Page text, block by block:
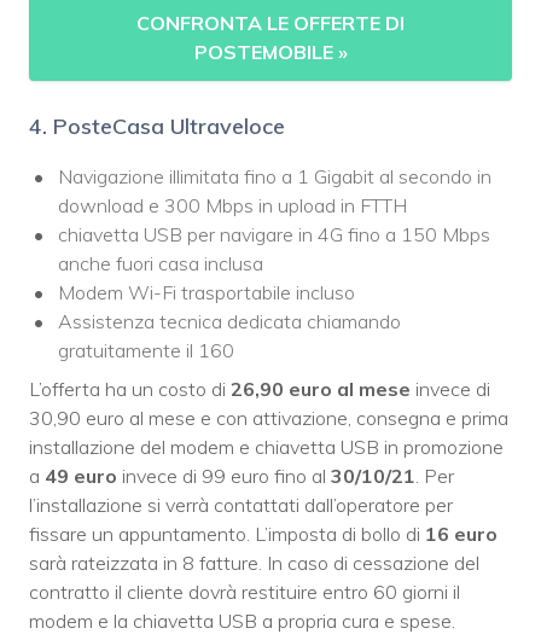
CONFRONTA LE OFFERTE DI
POSTEMOBILE »
4. PosteCasa Ultraveloce
Navigazione illimitata fino a 1 Gigabit al secondo in
download e 300 Mbps in upload in FTTH
chiavetta USB per navigare in 4G fino a 150 Mbps
anche fuori casa inclusa
Modem Wi-Fi trasportabile incluso
Assistenza tecnica dedicata chiamando
gratuitamente il 160
L’offerta ha un costo di 26,90 euro al mese invece di
30,90 euro al mese e con attivazione, consegna e prima
installazione del modem e chiavetta USB in promozione
a 49 euro invece di 99 euro fino al 30/10/21 . Per
l’installazione si verrà contattati dall’operatore per
fissare un appuntamento. L’imposta di bollo di 16 euro
sarà rateizzata in 8 fatture. In caso di cessazione del
contratto il cliente dovrà restituire entro 60 giorni il
modem e la chiavetta USB a propria cura e spese.